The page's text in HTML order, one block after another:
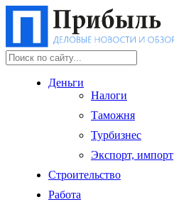
Деньги
Налоги
Таможня
Турбизнес
Экспорт, импорт
Строительство
Работа